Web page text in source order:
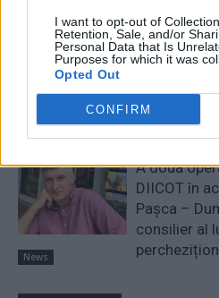
I want to opt-out of
Retention, Sale, and/or
Personal Data that Is
Purposes for which it was
Opted Out
CONFIRM
Sabotaj grav
tabăra anti-
pierdem 5
Pîslaru
News
A doua
DIICOT în
Pașca –
consilier al